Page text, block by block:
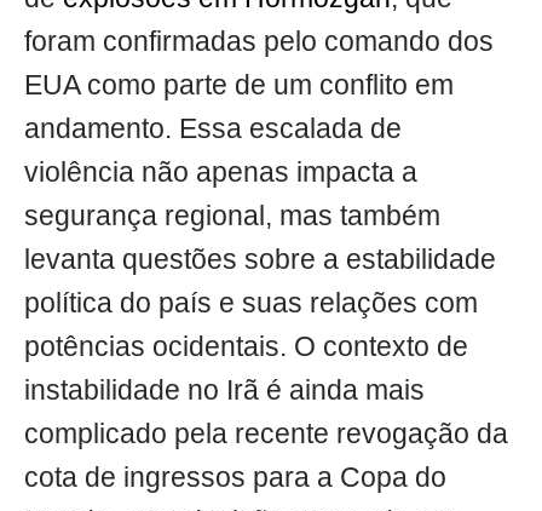
foram confirmadas pelo comando dos
EUA como parte de um conflito em
andamento. Essa escalada de
violência não apenas impacta a
segurança regional, mas também
levanta questões sobre a estabilidade
política do país e suas relações com
potências ocidentais. O contexto de
instabilidade no Irã é ainda mais
complicado pela recente revogação da
cota de ingressos para a Copa do